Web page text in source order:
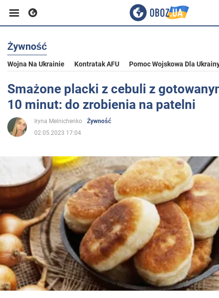
Biznes
Sport
Rozrywka
Polityka
Społeczeństwo
Wojna na Ukrainie
Świat
Żywność
Wojna Na Ukrainie Kontratak AFU Pomoc Wojskowa Dla
Smażone placki z cebuli z
10 minut: do zrobienia na patelni
Iryna Melnichenko
Żywność
02.05.2023 17:04